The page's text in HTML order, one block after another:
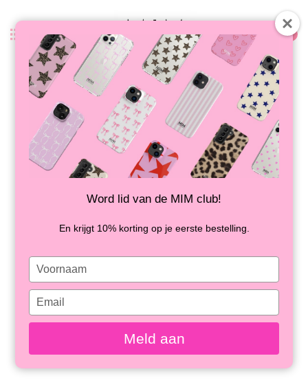
0
Terug
WILD NIGHTS - MIM PINPAS
STICKER
OP VOORRAAD
Word lid van de MIM club!
En krijgt 10% korting op je eerste bestelling.
Type
your
name
Type
your
email
Meld aan